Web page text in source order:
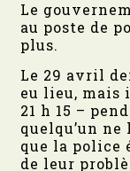
Le
au poste de
plus.
Le 29 avril
eu lieu, mais
21 h 15 –
quelqu’un
que la police
de leur